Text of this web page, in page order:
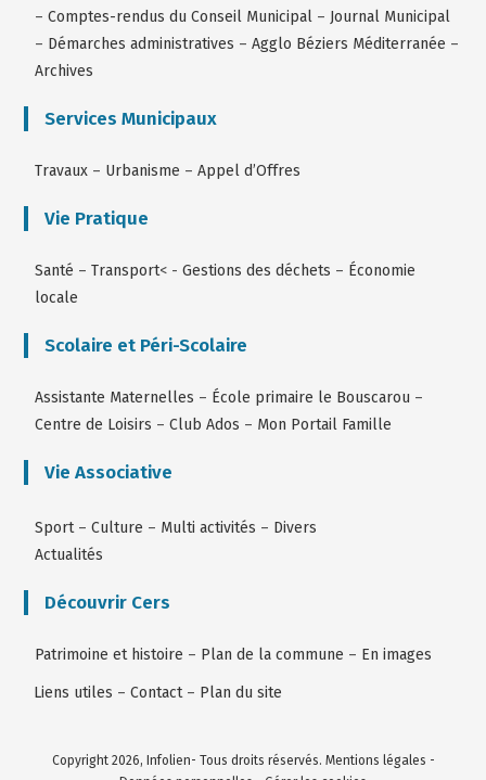
–Comptes-rendus du Conseil Municipal – Journal Municipal
– Démarches administratives –Agglo Béziers Méditerranée –
Archives
Services Municipaux
Travaux – Urbanisme –Appel d’Offres
Vie Pratique
Santé –Transport< -Gestions des déchets – Économie
locale
Scolaire et Péri-Scolaire
Assistante Maternelles – École primaire le Bouscarou –
Centre de Loisirs –Club Ados – Mon Portail Famille
Vie Associative
Sport –Culture – Multi activités – Divers
Actualités
Découvrir Cers
Patrimoine et histoire – Plan de la commune – En images
Liens utiles –Contact– Plan du site
Copyright 2026, Infolien- Tous droits réservés. Mentions légales -